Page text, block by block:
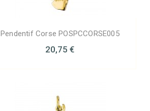
Pendentif Corse POSPCCORSE005
20,75 €